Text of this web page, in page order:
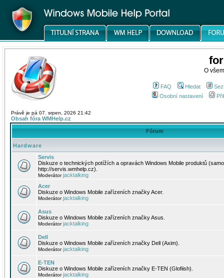
O
FAQ Hledat
Osobní nastavení
Právě je pá 07. srpen, 2026 21:42
Obsah fóra WMHelp.cz
Fórum
Hardware
Servis
Diskuze o technických potížích a opravách Windows Mobile produktů
http://servis.wmhelp.cz).
Moderátorjacktalking
Acer
Diskuze o Windows Mobile zařízeních značky Acer.
Moderátorjacktalking
Asus
Diskuze o Windows Mobile zařízeních značky Asus.
Moderátorjacktalking
Dell
Diskuze o Windows Mobile zařízeních značky Dell (Axim).
Moderátorjacktalking
E-TEN
Diskuze o Windows Mobile zařízeních značky E-TEN (Glofiish).
Moderátorjacktalking